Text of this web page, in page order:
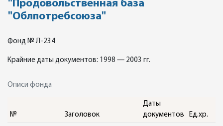
"Продовольственная база
"Облпотребсоюза"
Фонд № Л-234
Крайние даты документов: 1998 — 2003 гг.
Описи фонда
№ Заголовок
Даты
документов
Ед.хр.